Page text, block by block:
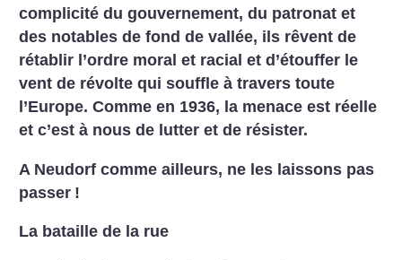
complicité du gouvernement, du patronat et
des notables de fond de vallée, ils rêvent de
rétablir l’ordre moral et racial et d’étouffer le
vent de révolte qui souffle à travers toute
l’Europe. Comme en 1936, la menace est réelle
et c’est à nous de lutter et de résister.
A Neudorf comme ailleurs, ne les laissons pas
passer !
La bataille de la rue